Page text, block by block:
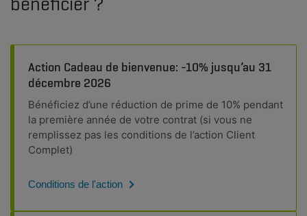
Action Cadeau de bienvenue: -10% jusqu’au 31
décembre 2026
Bénéficiez d’une réduction de prime de 10% pendant
la première année de votre contrat (si vous ne
remplissez pas les conditions de l’action Client
Complet)
Conditions de l'action